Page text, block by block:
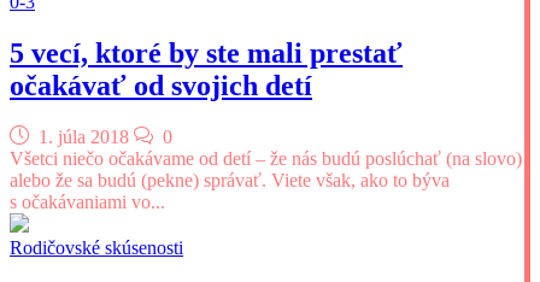
5 vecí, ktoré by ste mali prestať
očakávať od svojich detí
1. júla 2018
0
Všetci niečo očakávame od detí – že nás budú poslúchať (na slovo)
alebo že sa budú (pekne) správať. Viete však, ako to býva
s očakávaniami vo...
Rodičovské skúsenosti